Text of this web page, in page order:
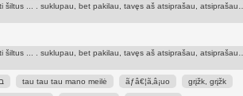
... . suklupau, bet pakilau, tavęs aš atsiprašau, atsiprašau…
... . suklupau, bet pakilau, tavęs aš atsiprašau, atsiprašau…
tau tau tau mano meilė ãƒâ€¦ã‚â¡uo grįžk, grįžk